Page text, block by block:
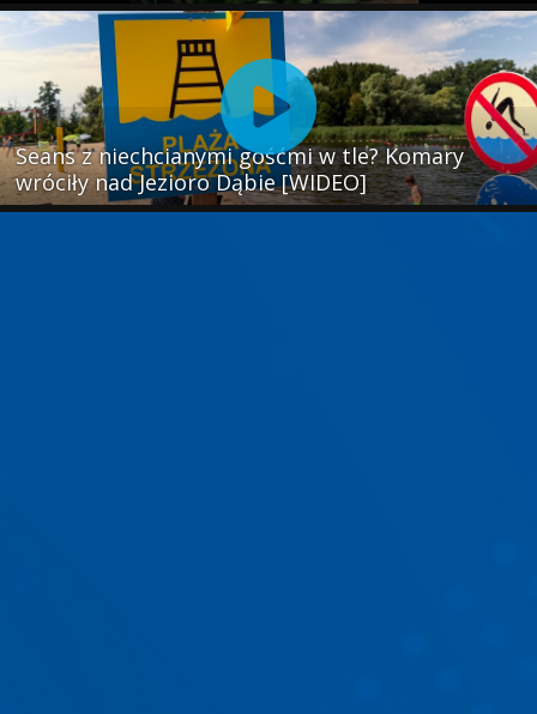
Seans z niechcianymi gośćmi w tle? Komary
wróciły nad Jezioro Dąbie [WIDEO]